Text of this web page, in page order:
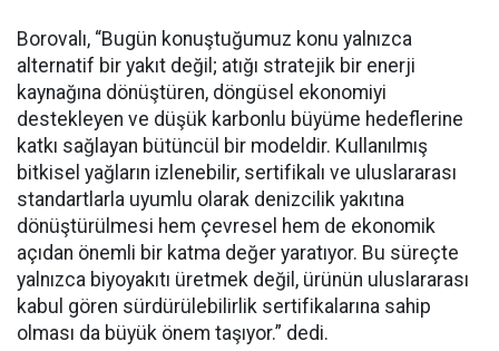
Borovalı, “Bugün konuştuğumuz konu yalnızca
alternatif bir yakıt değil; atığı stratejik bir enerji
kaynağına dönüştüren, döngüsel ekonomiyi
destekleyen ve düşük karbonlu büyüme hedeflerine
katkı sağlayan bütüncül bir modeldir. Kullanılmış
bitkisel yağların izlenebilir, sertifikalı ve uluslararası
standartlarla uyumlu olarak denizcilik yakıtına
dönüştürülmesi hem çevresel hem de ekonomik
açıdan önemli bir katma değer yaratıyor. Bu süreçte
yalnızca biyoyakıtı üretmek değil, ürünün uluslararası
kabul gören sürdürülebilirlik sertifikalarına sahip
olması da büyük önem taşıyor.” dedi.